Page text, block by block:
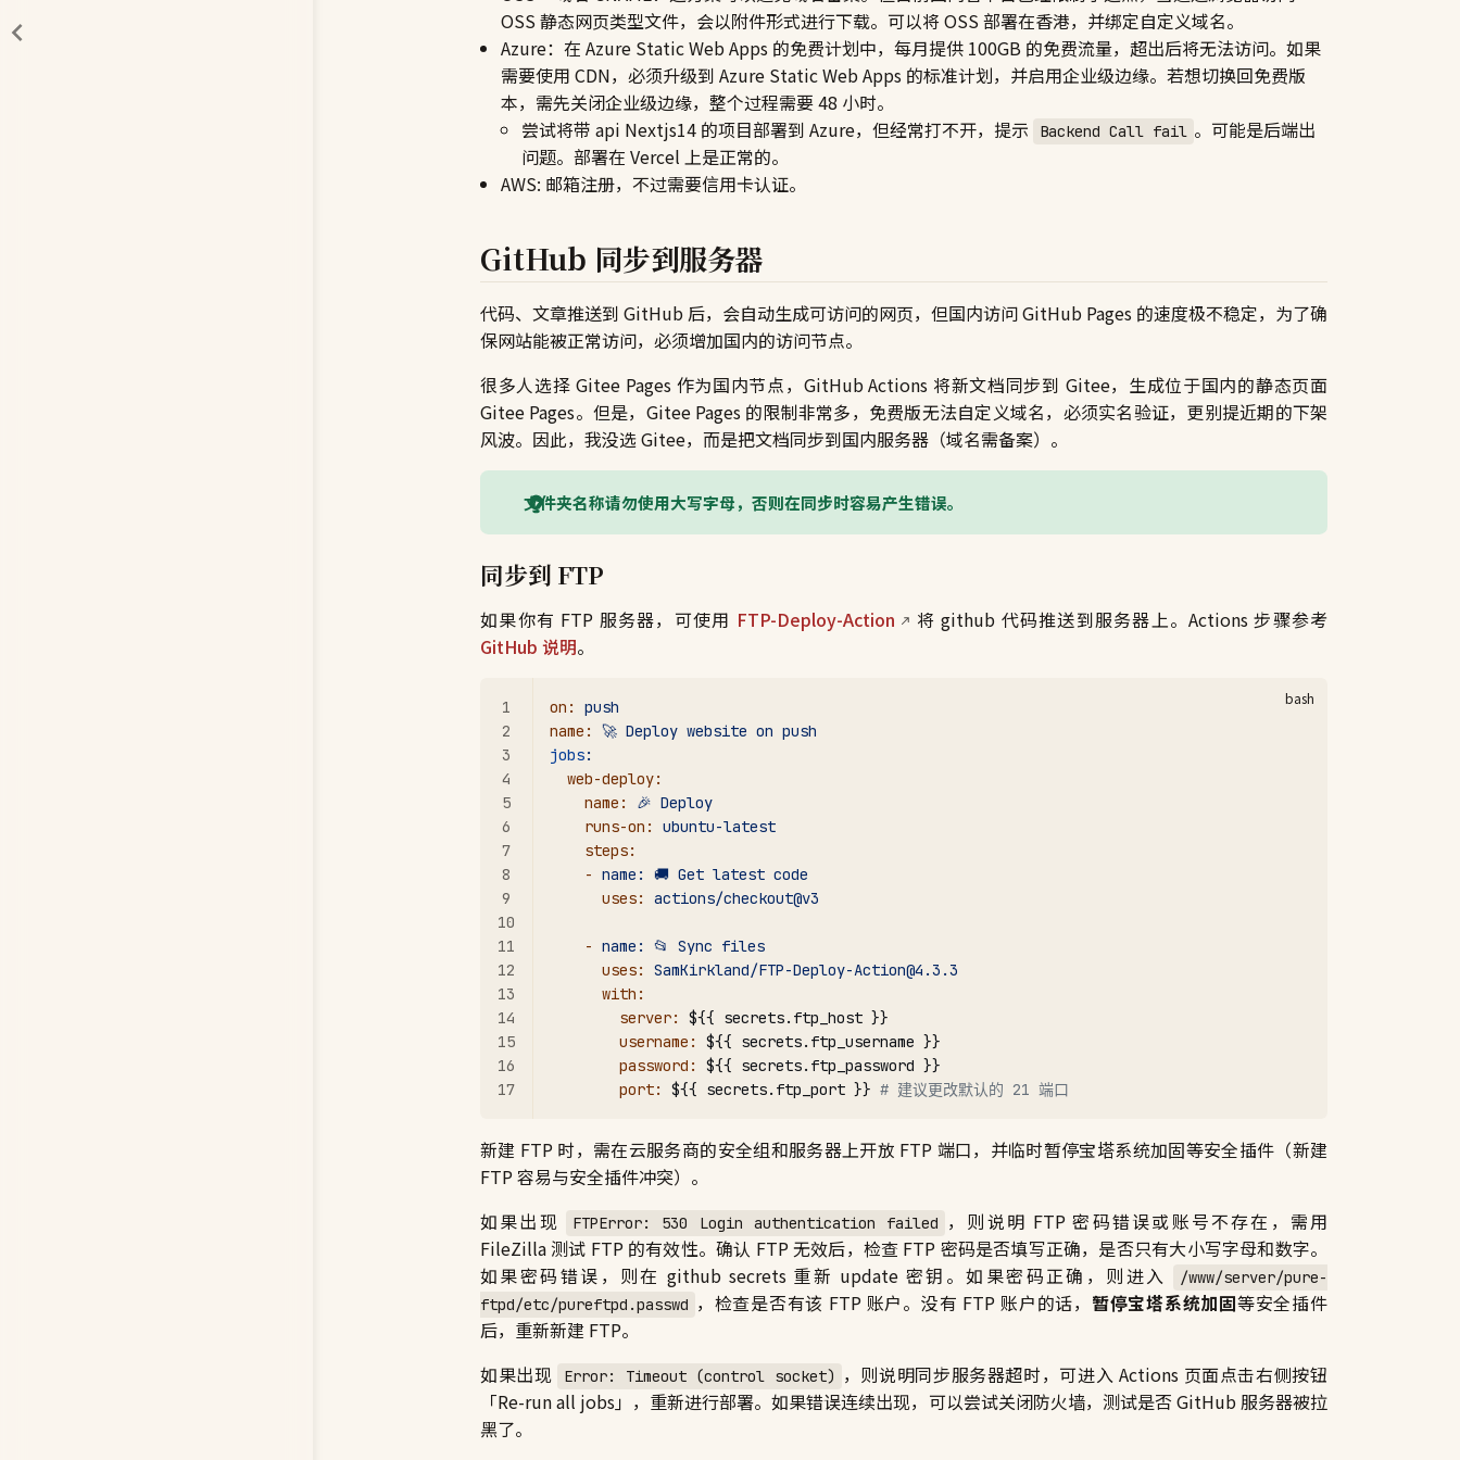
OSS 静态网页类型文件，会以附件形式进行下载。可以将 OSS 部署在香港，并绑定自定义域名。
Azure：在 Azure Static Web Apps 的免费计划中，每月提供 100GB 的免费流量，超出后将无法访问。如果
需要使用 CDN，必须升级到 Azure Static Web Apps 的标准计划，并启用企业级边缘。若想切换回免费版
本，需先关闭企业级边缘，整个过程需要 48 小时。
尝试将带 api Nextjs14 的项目部署到 Azure，但经常打不开，提示
Backend Call fail 。可能是后端出
问题。部署在 Vercel 上是正常的。
AWS: 邮箱注册，不过需要信用卡认证。
GitHub 同步到服务器
代码、文章推送到 GitHub 后，会自动生成可访问的网页，但国内访问 GitHub Pages 的速度极不稳定，为了确
保网站能被正常访问，必须增加国内的访问节点。
很多人选择 Gitee Pages 作为国内节点，GitHub Actions 将新文档同步到 Gitee，生成位于国内的静态页面
Gitee Pages。但是，Gitee Pages 的限制非常多，免费版无法自定义域名，必须实名验证，更别提近期的下架
风波。因此，我没选 Gitee，而是把文档同步到国内服务器（域名需备案）。
文件夹名称请勿使用大写字母，否则在同步时容易产生错误。
同步到 FTP
如果你有 FTP 服务器，可使用 FTP-Deploy-Action
将 github 代码推送到服务器上。Actions 步骤参考
GitHub 说明。
on:
push
name:
🚀 Deploy website on push
jobs:
  web-deploy:
    name:
🎉 Deploy
    runs-on:
ubuntu-latest
    steps:
    -
name: 🚚 Get latest code
      uses:
actions/checkout@v3
    -
name: 📂 Sync files
      uses:
SamKirkland/FTP-Deploy-Action@4.3.3
      with:
        server:
${{ secrets.ftp_host }}
        username:
${{ secrets.ftp_username }}
        password:
${{ secrets.ftp_password }}
        port:
${{ secrets.ftp_port }} # 建议更改默认的 21 端口
新建 FTP 时，需在云服务商的安全组和服务器上开放 FTP 端口，并临时暂停宝塔系统加固等安全插件（新建
FTP 容易与安全插件冲突）。
如果出现
FTPError: 530 Login authentication failed
，则说明 FTP 密码错误或账号不存在，需用
FileZilla 测试 FTP 的有效性。确认 FTP 无效后，检查 FTP 密码是否填写正确，是否只有大小写字母和数字。
如果密码错误，则在 github secrets 重新 update 密钥。如果密码正确，则进入
/www/server/pure-
ftpd/etc/pureftpd.passwd ，检查是否有该 FTP 账户。没有 FTP 账户的话， 暂停宝塔系统加固等安全插件
后，重新新建 FTP。
如果出现
Error: Timeout (control socket)
，则说明同步服务器超时，可进入 Actions 页面点击右侧按钮
「Re-run all jobs」，重新进行部署。如果错误连续出现，可以尝试关闭防火墙，测试是否 GitHub 服务器被拉
黑了。